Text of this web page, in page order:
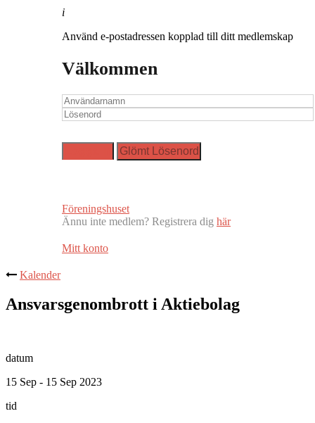
i
Använd e-postadressen kopplad till ditt medlemskap
Välkommen
Föreningshuset
Ännu inte medlem? Registrera dig här
Mitt konto
Kalender
Ansvarsgenombrott i Aktiebolag
datum
15 Sep - 15 Sep 2023
tid